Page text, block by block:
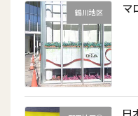
鶴川地区 マ